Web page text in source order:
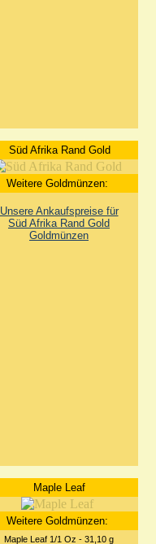
Süd Afrika Rand Gold
Weitere Goldmünzen:
Unsere Ankaufspreise für
Süd Afrika Rand Gold
Goldmünzen
Maple Leaf
Weitere Goldmünzen:
Maple Leaf 1/1 Oz - 31,10 g